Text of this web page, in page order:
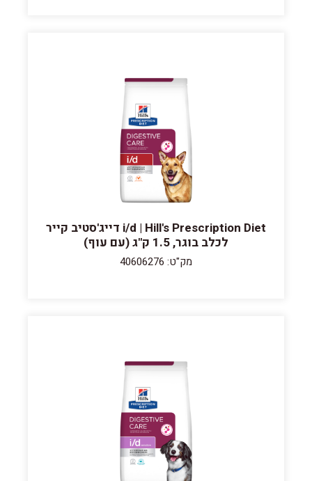
i/d | Hill's Prescription Diet דייג'סטיב קייר
לכלב בוגר, 1.5 ק"ג (עם עוף)
מק"ט: 40606276